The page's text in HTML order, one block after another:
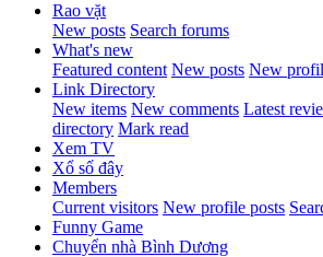
Rao vặt
New posts Search forums
What's new
Featured content New posts New
Link Directory
New items New comments Latest
directory Mark read
Xem TV
Xổ số đây
Members
Current visitors New profile posts
Funny Game
Chuyển nhà Bình Dương